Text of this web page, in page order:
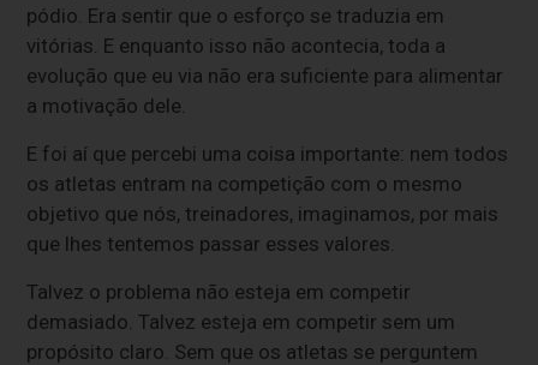
pódio. Era sentir que o esforço se traduzia em
vitórias. E enquanto isso não acontecia, toda a
evolução que eu via não era suficiente para alimentar
a motivação dele.
E foi aí que percebi uma coisa importante: nem todos
os atletas entram na competição com o mesmo
objetivo que nós, treinadores, imaginamos, por mais
que lhes tentemos passar esses valores.
Talvez o problema não esteja em competir
demasiado. Talvez esteja em competir sem um
propósito claro. Sem que os atletas se perguntem